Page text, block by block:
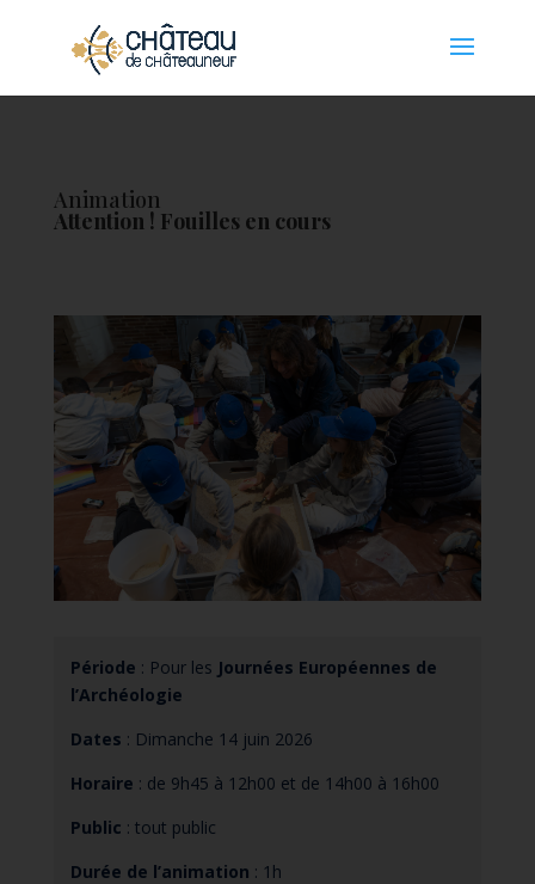
Animation
Attention ! Fouilles en cours
Période : Pour les Journées Européennes de
l’Archéologie
Dates : Dimanche 14 juin 2026
Horaire : de 9h45 à 12h00 et de 14h00 à 16h00
Public : tout public
Durée de l’animation : 1h